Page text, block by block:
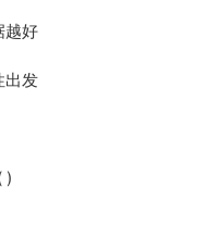
越好
出发
)